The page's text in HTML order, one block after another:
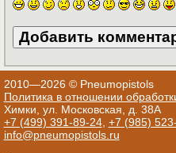
2010—2026 © Pneumopistols
Политика в отношении
Химки, ул. Московская, д. 38А
+7 (499) 391-89-24, +7 (985)
info@pneumopistols.ru